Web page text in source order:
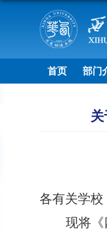
首页 部门
各有关学校
现将